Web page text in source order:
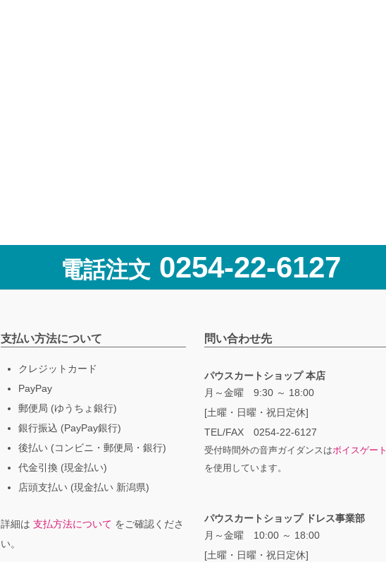
電話注文 0254-22-6127
支払い方法について
クレジットカード
PayPay
郵便局 (ゆうちょ銀行)
銀行振込 (PayPay銀行)
後払い (コンビニ・郵便局・銀行)
代金引換 (現金払い)
店頭支払い (現金払い 新潟県)
詳細は 支払方法について をご確認くださ
い。
問い合わせ先
パウスカートショップ 本店
月～金曜 9:30 ～ 18:00
[土曜・日曜・祝日定休]
TEL/FAX 0254-22-6127
受付時間外の音声ガイダンスはボイスゲート
を使用しています。
パウスカートショップ ドレス事業部
月～金曜 10:00 ～ 18:00
[土曜・日曜・祝日定休]